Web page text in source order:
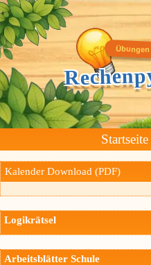
Startseite
Kalender Download (PDF)
Logikrätsel
Arbeitsblätter Schule